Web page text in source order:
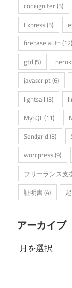
codeigniter (5)
Express(5)
firebase auth (12)
gtd (5)
javascript(6)
lightsail (3)
MySQL(11)
Sendgrid (3)
wordpress(9)
フリーランス支
証明書(4)
アーカイブ
ア